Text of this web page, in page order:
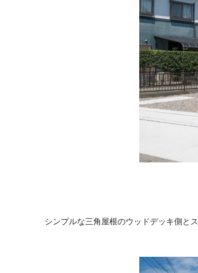
シンプルな三角屋根のウッドデッキ側と